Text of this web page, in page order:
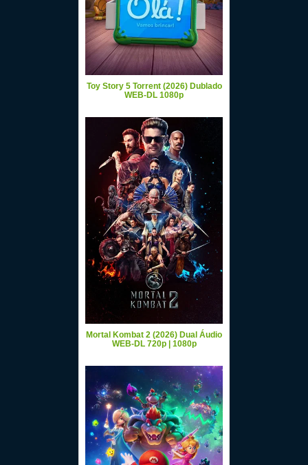
Toy Story 5 Torrent (2026) Dublado
WEB-DL 1080p
Mortal Kombat 2 (2026) Dual Áudio
WEB-DL 720p | 1080p